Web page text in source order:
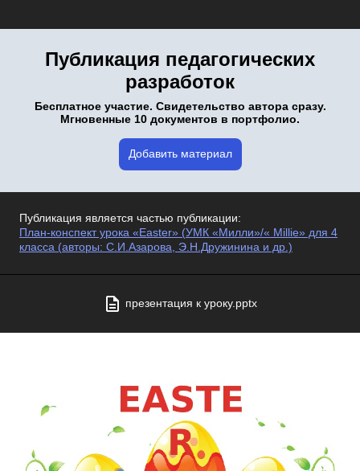
Публикация педагогических
разработок
Бесплатное участие. Свидетельство автора сразу.
Мгновенные 10 документов в портфолио.
Добавить материал
Публикация является частью публикации:
План-конспект урока «Easter» (УМК «Милли»/« Millie» для 4
класса (авторы: С.И.Азарова, Э.Н.Дружинина и др.)
презентация к уроку.pptx